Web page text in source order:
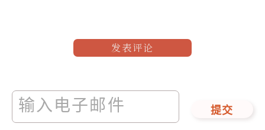
发表评论
提交